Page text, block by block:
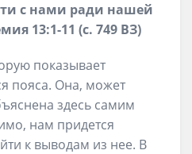
с нами ради нашей
13:1-11 (с. 749 ВЗ)
показывает
пояса. Она, может
здесь самим
нам придется
к выводам из нее. В